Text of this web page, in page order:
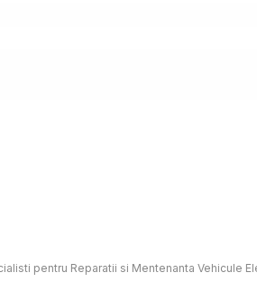
pentru Reparatii si Mentenanta Vehicule